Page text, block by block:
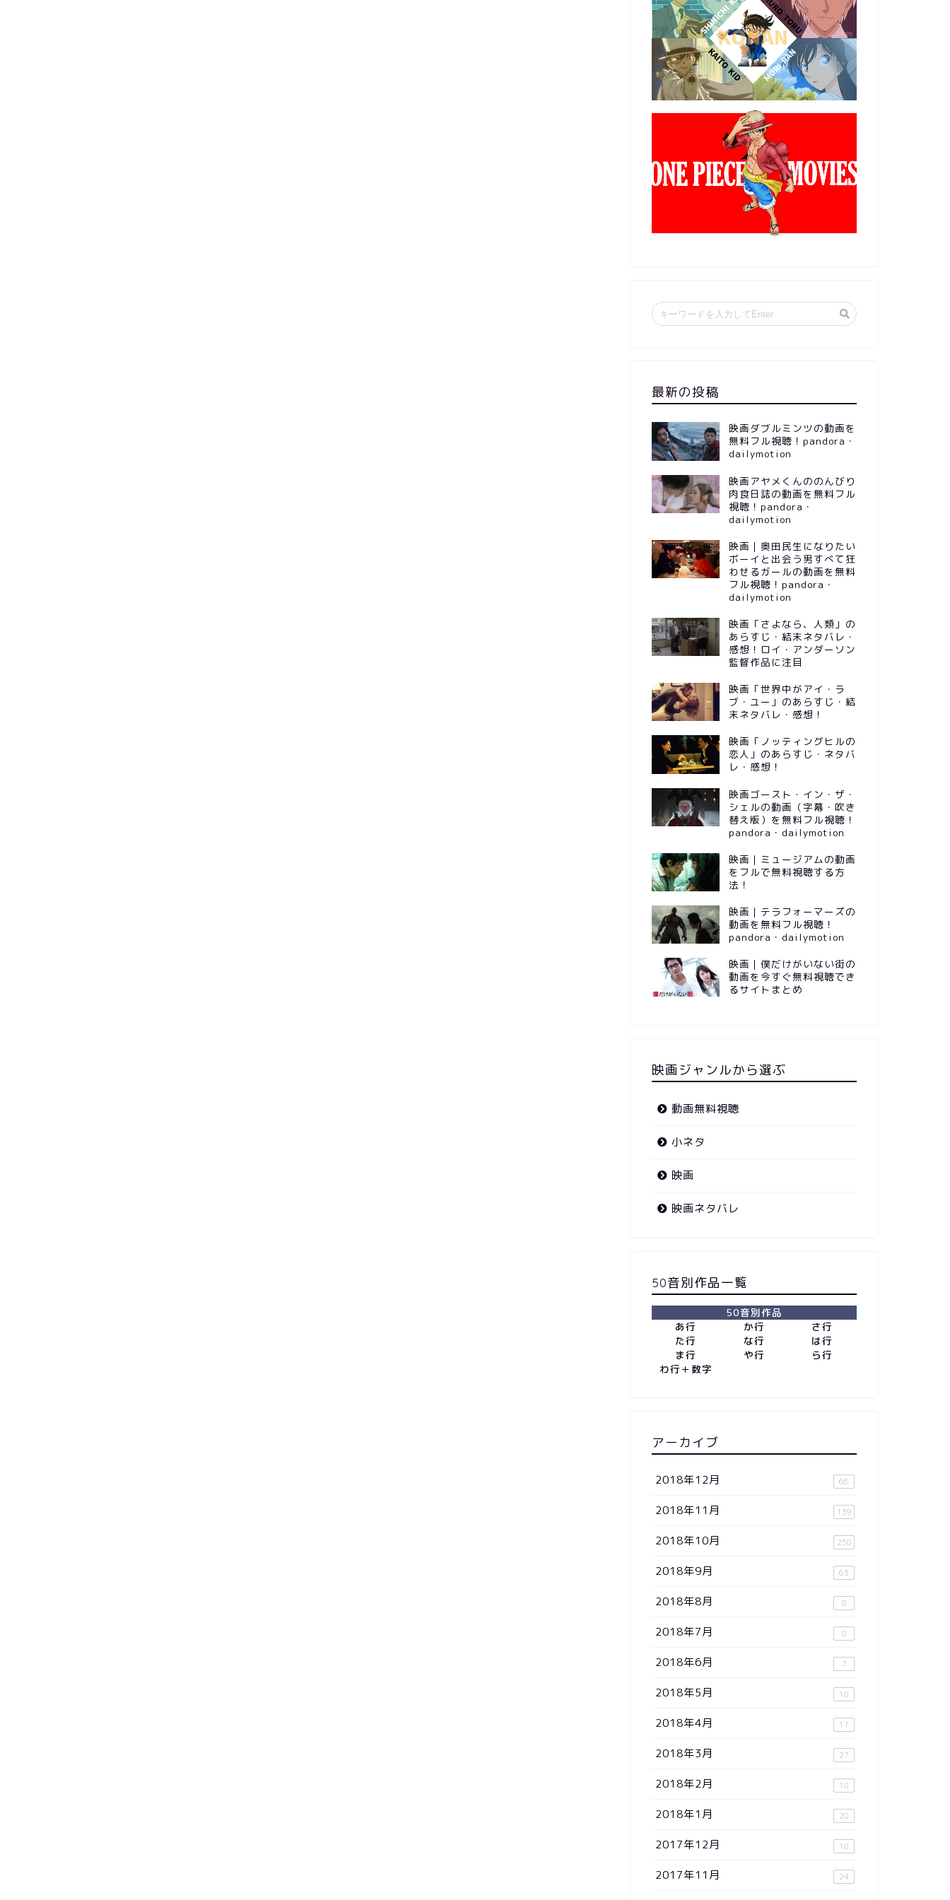
最新の投稿
映画ダブルミンツの動画を
無料フル視聴！pandora・
dailymotion
映画アヤメくんののんびり
肉食日誌の動画を無料フル
視聴！pandora・
dailymotion
映画｜奥田民生になりたい
ボーイと出会う男すべて狂
わせるガールの動画を無料
フル視聴！pandora・
dailymotion
映画「さよなら、人類」の
あらすじ・結末ネタバレ・
感想！ロイ・アンダーソン
監督作品に注目
映画「世界中がアイ・ラ
ブ・ユー」のあらすじ・結
末ネタバレ・感想！
映画「ノッティングヒルの
恋人」のあらすじ・ネタバ
レ・感想！
映画ゴースト・イン・ザ・
シェルの動画（字幕・吹き
替え版）を無料フル視聴！
pandora・dailymotion
映画｜ミュージアムの動画
をフルで無料視聴する方
法！
映画｜テラフォーマーズの
動画を無料フル視聴！
pandora・dailymotion
映画｜僕だけがいない街の
動画を今すぐ無料視聴でき
るサイトまとめ
映画ジャンルから選ぶ
動画無料視聴
小ネタ
映画
映画ネタバレ
50音別作品一覧
50音別作品
あ行
か行
さ行
た行
な行
は行
ま行
や行
ら行
わ行＋数字
アーカイブ
2018年12月 66
2018年11月 139
2018年10月 258
2018年9月 63
2018年8月 8
2018年7月 8
2018年6月 7
2018年5月 10
2018年4月 17
2018年3月 27
2018年2月 18
2018年1月 20
2017年12月 18
2017年11月 24